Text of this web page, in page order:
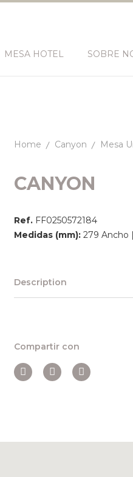
MESA HOTEL SOBRE
Home Canyon Mesa
CANYON
Ref. FF0250572184
Medidas (mm): 279 Ancho
Description
Compartir con